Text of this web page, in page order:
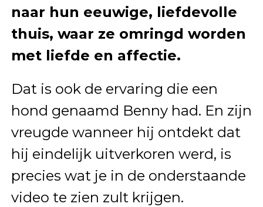
naar hun eeuwige, liefdevolle
thuis, waar ze omringd worden
met liefde en affectie.
Dat is ook de ervaring die een
hond genaamd Benny had. En zijn
vreugde wanneer hij ontdekt dat
hij eindelijk uitverkoren werd, is
precies wat je in de onderstaande
video te zien zult krijgen.